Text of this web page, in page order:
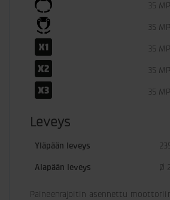
35
35
35
35
35
Leveys
Yläpään leveys
Alapään leveys Ø
Paineenrajoitin asennettu